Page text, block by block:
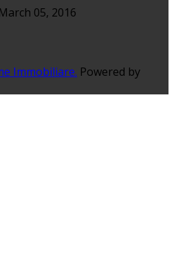
March 05, 2016
Immobiliare. Powered by